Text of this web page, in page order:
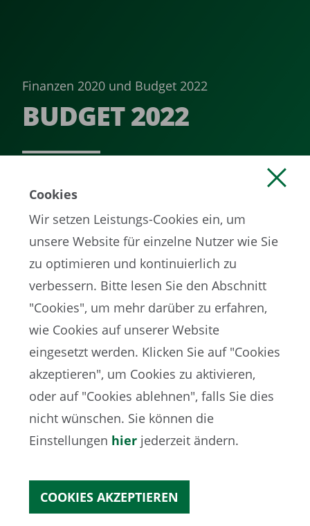
Finanzen 2020 und Budget 2022
BUDGET 2022 ­
EN ES DE FR
FIFA-Datenschutzportal
Nutzungsbedingungen
Kontakt zur FIFA
Cookies
Wir setzen Leistungs-Cookies ein, um
unsere Website für einzelne Nutzer wie Sie
zu optimieren und kontinuierlich zu
verbessern. Bitte lesen Sie den Abschnitt
"Cookies", um mehr darüber zu erfahren,
wie Cookies auf unserer Website
eingesetzt werden. Klicken Sie auf "Cookies
akzeptieren", um Cookies zu aktivieren,
oder auf "Cookies ablehnen", falls Sie dies
nicht wünschen. Sie können die
Einstellungen hierjederzeit ändern.
COOKIES AKZEPTIEREN